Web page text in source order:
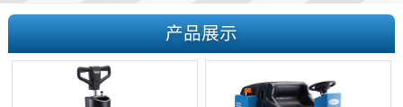
产品展示